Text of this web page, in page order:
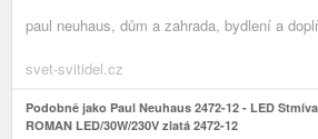
paul neuhaus, dům a zahrada, bydlení a
svet-svitidel.cz
Podobně jako Paul Neuhaus 2472-12 - LED
ROMAN LED/30W/230V zlatá 2472-12